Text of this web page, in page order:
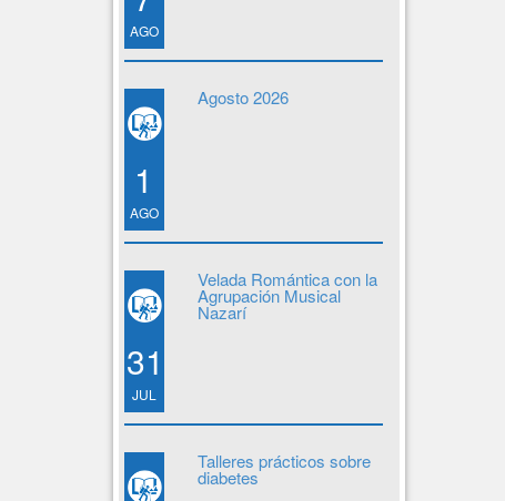
AGO
1
AGO
Agosto 2026
31
JUL
Velada Romántica con la
Agrupación Musical
Nazarí
Talleres prácticos sobre
diabetes